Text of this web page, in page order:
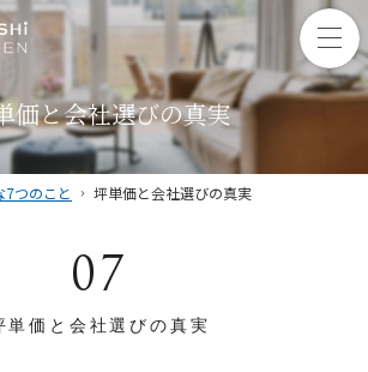
価と会社選びの真実
7つのこと 坪単価と会社選びの真実
07
単価と会社選びの真実